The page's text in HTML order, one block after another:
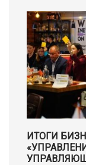
ИТОГИ